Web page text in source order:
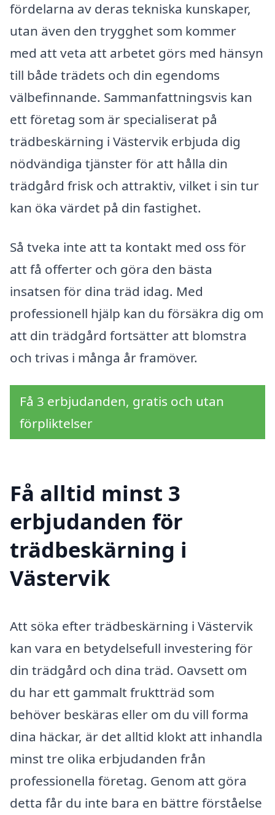
fördelarna av deras tekniska kunskaper,
utan även den trygghet som kommer
med att veta att arbetet görs med hänsyn
till både trädets och din egendoms
välbefinnande. Sammanfattningsvis kan
ett företag som är specialiserat på
trädbeskärning i Västervik erbjuda dig
nödvändiga tjänster för att hålla din
trädgård frisk och attraktiv, vilket i sin tur
kan öka värdet på din fastighet.
Så tveka inte att ta kontakt med oss för
att få offerter och göra den bästa
insatsen för dina träd idag. Med
professionell hjälp kan du försäkra dig om
att din trädgård fortsätter att blomstra
och trivas i många år framöver.
Få 3 erbjudanden, gratis och utan
förpliktelser
Få alltid minst 3
erbjudanden för
trädbeskärning i
Västervik
Att söka efter trädbeskärning i Västervik
kan vara en betydelsefull investering för
din trädgård och dina träd. Oavsett om
du har ett gammalt fruktträd som
behöver beskäras eller om du vill forma
dina häckar, är det alltid klokt att inhandla
minst tre olika erbjudanden från
professionella företag. Genom att göra
detta får du inte bara en bättre förståelse